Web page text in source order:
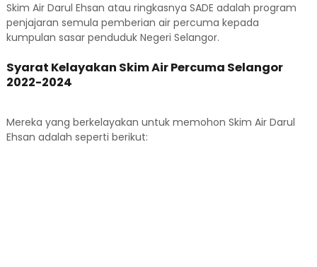
Skim Air Darul Ehsan atau ringkasnya SADE adalah program
penjajaran semula pemberian air percuma kepada
kumpulan sasar penduduk Negeri Selangor.
Syarat Kelayakan Skim Air Percuma Selangor
2022-2024
Mereka yang berkelayakan untuk memohon Skim Air Darul
Ehsan adalah seperti berikut: